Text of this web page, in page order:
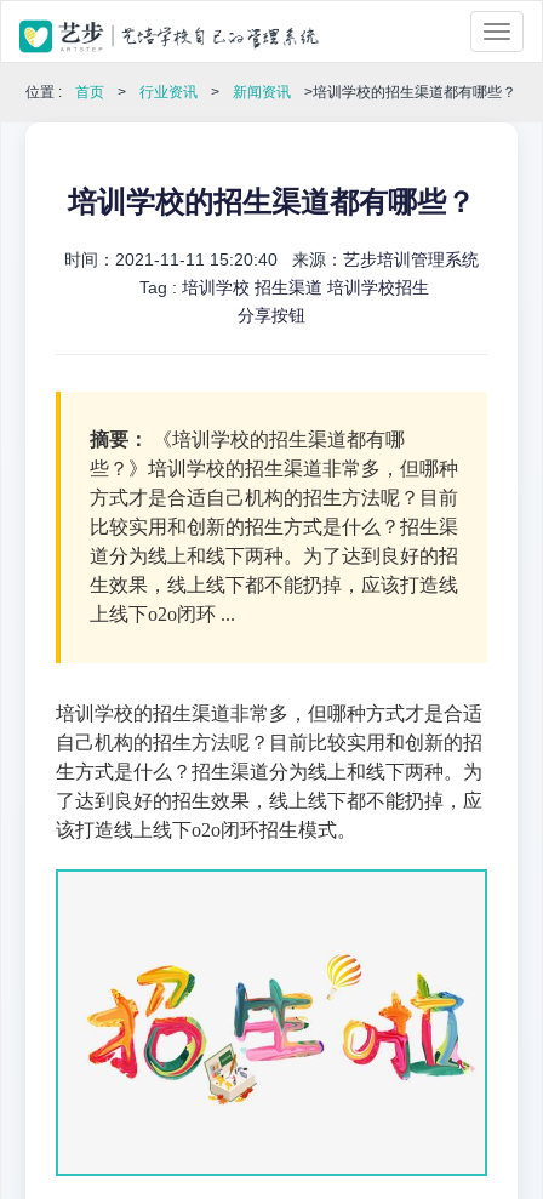
位置 : 首页 > 行业资讯 > 新闻资讯 >培训学校的招生渠道都有哪些？
培训学校的招生渠道都有哪些？
时间：2021-11-11 15:20:40 来源： 艺步培训管理系统
Tag : 培训学校 招生渠道 培训学校招生
分享按钮
摘要：
《培训学校的招生渠道都有哪
些？》培训学校的招生渠道非常多，但哪种
方式才是合适自己机构的招生方法呢？目前
比较实用和创新的招生方式是什么？招生渠
道分为线上和线下两种。为了达到良好的招
生效果，线上线下都不能扔掉，应该打造线
上线下o2o闭环 ...
培训学校的招生渠道非常多，但哪种方式才是合适
自己机构的招生方法呢？目前比较实用和创新的招
生方式是什么？招生渠道分为线上和线下两种。为
了达到良好的招生效果，线上线下都不能扔掉，应
该打造线上线下o2o闭环招生模式。